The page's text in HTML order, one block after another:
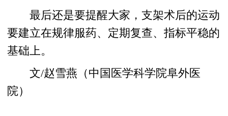
最后还是要提醒大家，支架术后的运动
要建立在规律服药、定期复查、指标平稳的
基础上。
文/赵雪燕（中国医学科学院阜外医
院）